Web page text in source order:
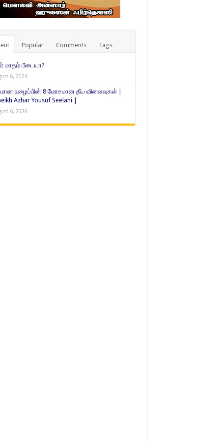
Popular Comments Tags
மாதம் பீடையா?
6, 2026
உழைப்பின் 8 மோசமான தீய விளைவுகள் |
Azhar Yousuf Seelani |
6, 2026